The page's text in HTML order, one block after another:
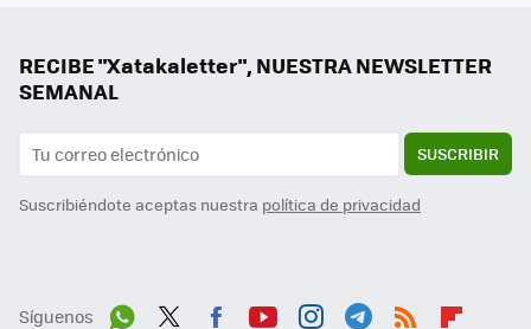
RECIBE "Xatakaletter", NUESTRA NEWSLETTER
SEMANAL
SUSCRIBIR
Suscribiéndote aceptas nuestra política de privacidad
Síguenos